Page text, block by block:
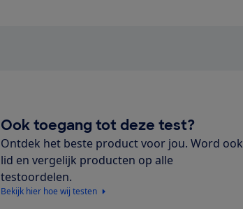
Ook toegang tot deze test?
Ontdek het beste product voor jou. Word ook
lid en vergelijk producten op alle
testoordelen.
Bekijk hier hoe wij testen